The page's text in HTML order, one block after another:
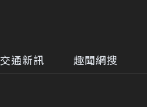
交通新訊 趣聞網搜